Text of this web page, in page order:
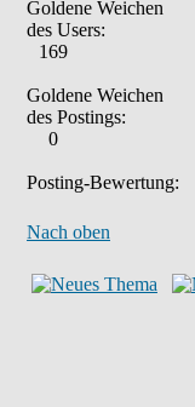
Goldene Weichen
des Users:
169
Goldene Weichen
des Postings:
0
Posting-Bewertung:
Nach oben